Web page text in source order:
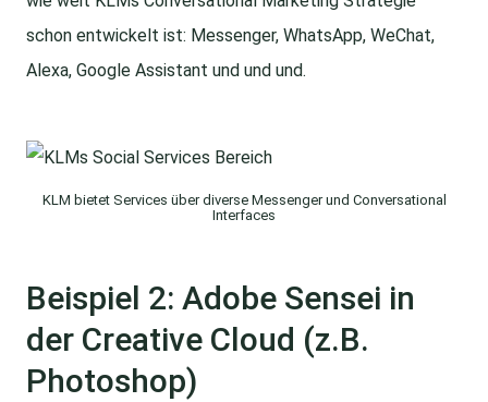
schon entwickelt ist: Messenger, WhatsApp, WeChat,
Alexa, Google Assistant und und und.
KLM bietet Services über diverse Messenger und Conversational
Interfaces
Beispiel 2: Adobe Sensei in
der Creative Cloud (z.B.
Photoshop)